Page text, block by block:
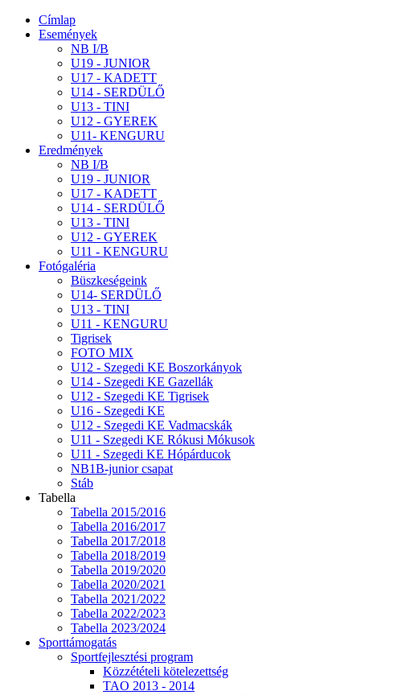
Címlap
Események
NB I/B
U19 - JUNIOR
U17 - KADETT
U14 - SERDÜLŐ
U13 - TINI
U12 - GYEREK
U11- KENGURU
Eredmények
NB I/B
U19 - JUNIOR
U17 - KADETT
U14 - SERDÜLŐ
U13 - TINI
U12 - GYEREK
U11 - KENGURU
Fotógaléria
Büszkeségeink
U14- SERDÜLŐ
U13 - TINI
U11 - KENGURU
Tigrisek
FOTO MIX
U12 - Szegedi KE Boszorkányok
U14 - Szegedi KE Gazellák
U12 - Szegedi KE Tigrisek
U16 - Szegedi KE
U12 - Szegedi KE Vadmacskák
U11 - Szegedi KE Rókusi Mókusok
U11 - Szegedi KE Hópárducok
NB1B-junior csapat
Stáb
Tabella
Tabella 2015/2016
Tabella 2016/2017
Tabella 2017/2018
Tabella 2018/2019
Tabella 2019/2020
Tabella 2020/2021
Tabella 2021/2022
Tabella 2022/2023
Tabella 2023/2024
Sporttámogatás
Sportfejlesztési program
Közzétételi kötelezettség
TAO 2013 - 2014